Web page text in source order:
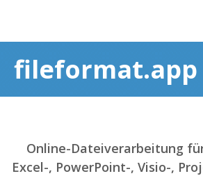
fileformat.app
Online-Dateiverarbeitung
Excel-, PowerPoint-, Visio-,